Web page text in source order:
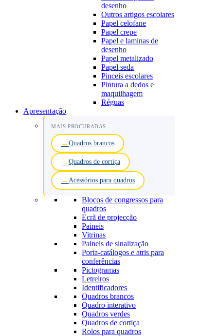
desenho
Outros artigos escolares
Papel celofane
Papel crepe
Papel e laminas de
desenho
Papel metalizado
Papel seda
Pinceis escolares
Pintura a dedos e
maquilhagem
Réguas
Apresentação
MAIS PROCURADAS
Quadros brancos
Quadros de cortiça
Acessórios para quadros
Blocos de congressos para
quadros
Ecrã de projecção
Paineis
Vitrinas
Paineis de sinalização
Porta-catálogos e atris para
conferências
Pictogramas
Letreiros
Identificadores
Quadros brancos
Quadro interativo
Quadros verdes
Quadros de cortiça
Rolos para quadros